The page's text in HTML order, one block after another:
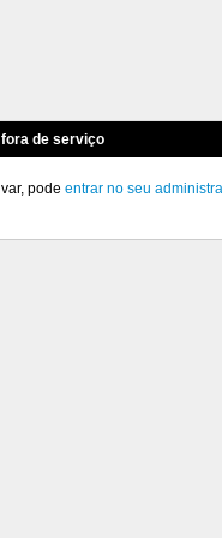
de serviço
pode entrar no seu